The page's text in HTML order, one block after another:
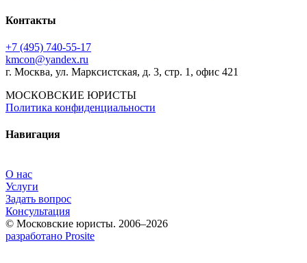
Контакты
+7 (495) 740‑55‑17
kmcon@yandex.ru
г. Москва, ул. Марксистская, д. 3, стр. 1, офис 421
МОСКОВСКИЕ ЮРИСТЫ
Политика конфиденциальности
Навигация
О нас
Услуги
Задать вопрос
Консультация
© Московские юристы. 2006–2026
разработано Prosite